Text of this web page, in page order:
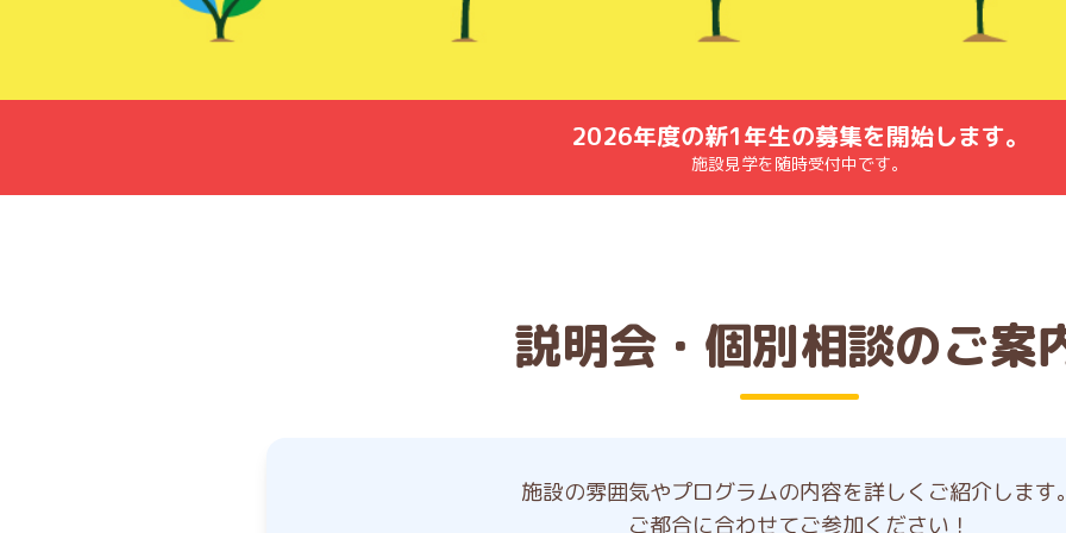
2026年度の新1年生の募集を開始します。
施設見学を随時受付中です。
説明会・個別相談のご案
施設の雰囲気やプログラムの内容を詳しくご紹介します
ご都合に合わせてご参加ください！